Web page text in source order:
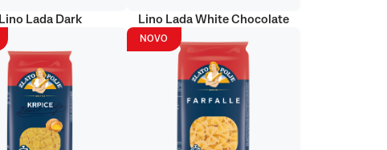
Lino Lada Dark Lino Lada White Chocolate
NOVO